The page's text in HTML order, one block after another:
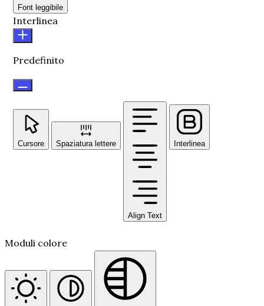
Font leggibile
Interlinea
Predefinito
Cursore Spaziatura lettere
Align Text
Interlinea
Moduli colore